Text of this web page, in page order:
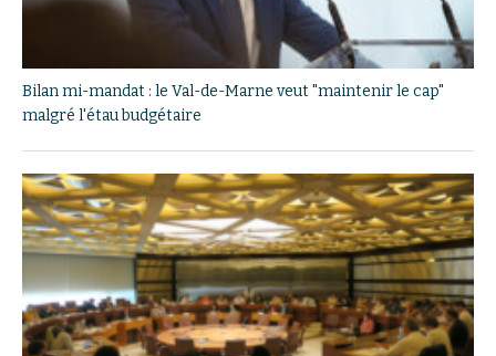
Bilan mi-mandat : le Val-de-Marne veut "maintenir le cap"
malgré l'étau budgétaire